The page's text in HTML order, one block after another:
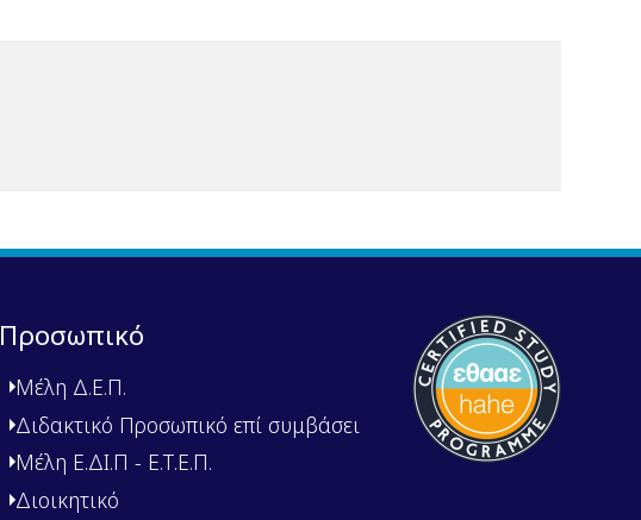
Προσωπικό
Μέλη Δ.Ε.Π.
Διδακτικό Προσωπικό επί συμβάσει
Μέλη Ε.ΔΙ.Π - Ε.Τ.Ε.Π.
Διοικητικό